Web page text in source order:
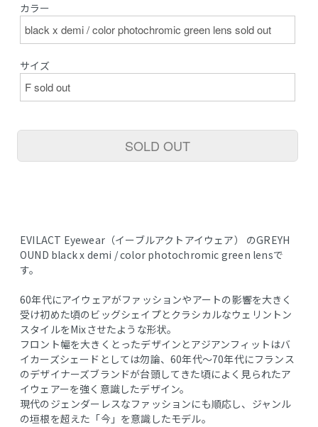
カラー
サイズ
SOLD OUT
EVILACT Eyewear（イーブルアクトアイウェア） のGREYH
OUND black x demi / color photochromic green lensで
す。
60年代にアイウェアがファッションやアートの影響を大きく
受け初めた頃のビッグシェイプとクラシカルなウェリントン
スタイルをMixさせたような形状。
フロント幅を大きくとったデザインとアジアンフィットはバ
イカーズシェードとしては勿論、60年代〜70年代にフランス
のデザイナーズブランドが台頭してきた頃によく見られたア
イウェアーを強く意識したデザイン。
現代のジェンダーレスなファッションにも順応し、ジャンル
の垣根を超えた「今」を意識したモデル。